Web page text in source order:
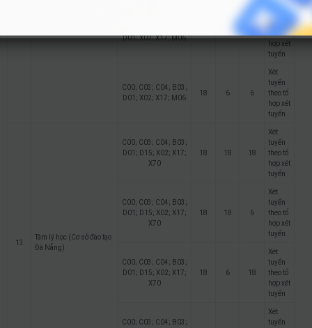
D01; X02; X17; M06
Xét
theo tổ
hợp xét
tuyển
C00; C03; C04; B03;
D01; X02; X17; M06
18 6 6
Xét
tuyển
theo tổ
hợp xét
tuyển
13
Tâm lý học (Cơ sở đào tạo
Đà Nẵng)
C00; C03; C04; B03;
D01; D15; X02; X17;
X70
18 18 18
Xét
tuyển
theo tổ
hợp xét
tuyển
C00; C03; C04; B03;
D01; D15; X02; X17;
X70
18 18 6
Xét
tuyển
theo tổ
hợp xét
tuyển
C00; C03; C04; B03;
D01; D15; X02; X17;
X70
18 6 18
Xét
tuyển
theo tổ
hợp xét
tuyển
C00; C03; C04; B03;
Xét
tuyển